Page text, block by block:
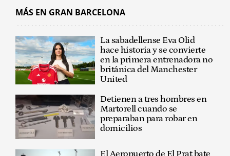
MÁS EN GRAN BARCELONA
La sabadellense Eva Olid
hace historia y se convierte
en la primera entrenadora no
británica del Manchester
United
Detienen a tres hombres en
Martorell cuando se
preparaban para robar en
domicilios